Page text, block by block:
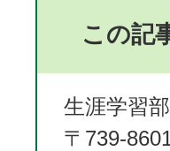
この記
生涯学習
〒739-